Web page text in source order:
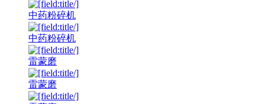
中药粉碎机
中药粉碎机
雷蒙磨
雷蒙磨